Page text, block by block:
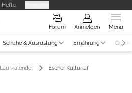
Hefte
Forum Anmelden Menü
Schuhe & Ausrüstung Ernährung
Laufkalender Escher Kulturlaf